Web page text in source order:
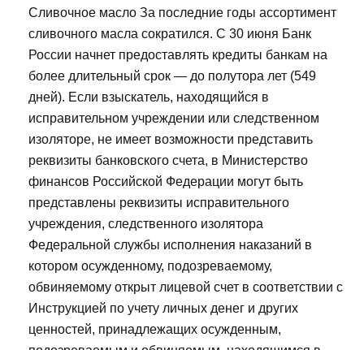
Сливочное масло За последние годы ассортимент
сливочного масла сократился. С 30 июня Банк
России начнет предоставлять кредиты банкам на
более длительный срок — до полутора лет (549
дней). Если взыскатель, находящийся в
исправительном учреждении или следственном
изоляторе, не имеет возможности представить
реквизиты банковского счета, в Министерство
финансов Российской Федерации могут быть
представлены реквизиты исправительного
учреждения, следственного изолятора
Федеральной службы исполнения наказаний в
котором осужденному, подозреваемому,
обвиняемому открыт лицевой счет в соответствии с
Инструкцией по учету личных денег и других
ценностей, принадлежащих осужденным,